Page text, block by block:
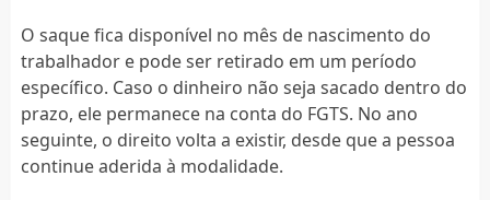
O saque fica disponível no mês de nascimento do
trabalhador e pode ser retirado em um período
específico. Caso o dinheiro não seja sacado dentro do
prazo, ele permanece na conta do FGTS. No ano
seguinte, o direito volta a existir, desde que a pessoa
continue aderida à modalidade.